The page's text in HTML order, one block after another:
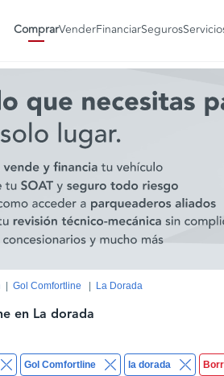
ComprarVenderFinanciarSeguros
Gol Comfortline La Dorada
Gol Comfortline la dorada
en La dorada